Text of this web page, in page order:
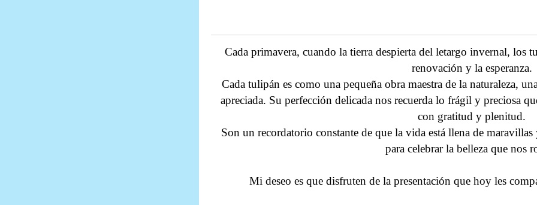
Cada primavera, cuando la tierra despierta del letargo invernal, los
renovación y la esperanza.
Cada tulipán es como una pequeña obra maestra de la naturaleza,
apreciada. Su perfección delicada nos recuerda lo frágil y preciosa
con gratitud y plenitud.
Son un recordatorio constante de que la vida está llena de
para celebrar la belleza que nos
Mi deseo es que disfruten de la presentación que hoy les